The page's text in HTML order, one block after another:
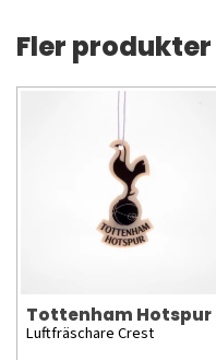
Fler produkter
Tottenham Hotspur
Luftfräschare Crest